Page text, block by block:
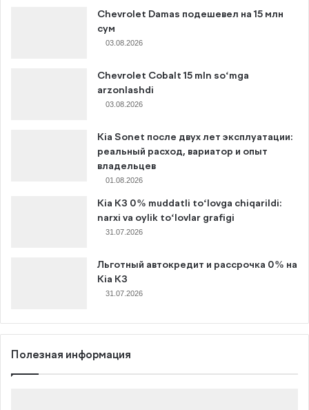
Chevrolet Damas подешевел на 15 млн
сум
03.08.2026
Chevrolet Cobalt 15 mln so‘mga
arzonlashdi
03.08.2026
Kia Sonet после двух лет эксплуатации:
реальный расход, вариатор и опыт
владельцев
01.08.2026
Kia K3 0% muddatli to‘lovga chiqarildi:
narxi va oylik to‘lovlar grafigi
31.07.2026
Льготный автокредит и рассрочка 0% на
Kia K3
31.07.2026
Полезная информация